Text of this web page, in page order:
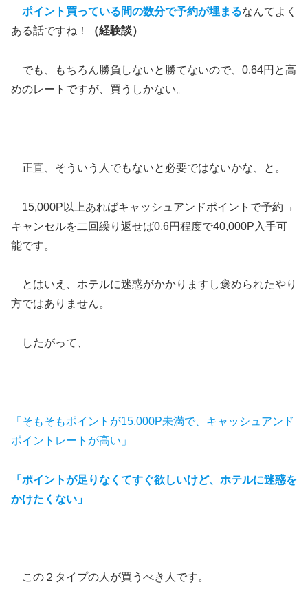
ポイント買っている間の数分で予約が埋まるなんてよく
ある話ですね！
（経験談）
でも、もちろん勝負しないと勝てないので、0.64円と高
めのレートですが、買うしかない。
正直、そういう人でもないと必要ではないかな、と。
15,000P以上あればキャッシュアンドポイントで予約→
キャンセルを二回繰り返せば0.6円程度で40,000P入手可
能です。
とはいえ、ホテルに迷惑がかかりますし褒められたやり
方ではありません。
したがって、
「そもそもポイントが15,000P未満で、キャッシュアンド
ポイントレートが高い」
「ポイントが足りなくてすぐ欲しいけど、ホテルに迷惑を
かけたくない」
この２タイプの人が買うべき人です。